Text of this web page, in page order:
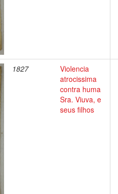
1827
Violencia
atrocissima
contra huma
Sra. Viuva, e
seus filhos